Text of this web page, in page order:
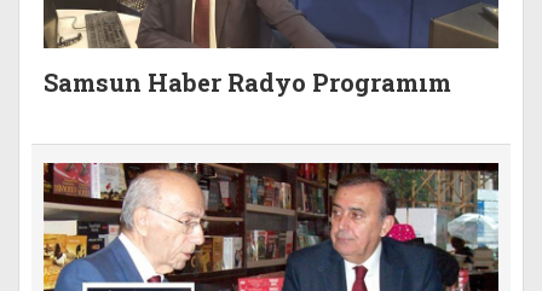
Samsun Haber Radyo Programım